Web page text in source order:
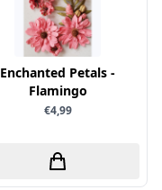
Enchanted Petals -
Flamingo
€4,99